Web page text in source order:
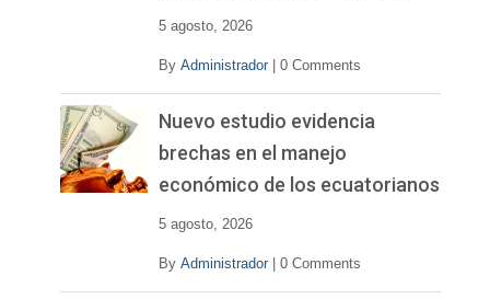
5 agosto, 2026
By Administrador 0 Comments
Nuevo estudio evidencia
brechas en el manejo
económico de los ecuatorianos
5 agosto, 2026
By Administrador 0 Comments